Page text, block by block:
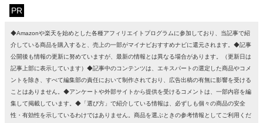
PR
◆Amazonや楽天を始めとした各種アフィリエイトプログラムに参加しており、当記事で紹
介している商品を購入すると、売上の一部がマイナビおすすめナビに還元されます。◆記事
公開後も情報の更新に努めていますが、最新の情報とは異なる場合があります。（更新日は
記事上部に表示しています）◆記事中のコンテンツは、エキスパートの選定した商品やコメ
ントを除き、すべて編集部の責任において制作されており、広告出稿の有無に影響を受ける
ことはありません。◆アンケートや外部サイトから提供を受けるコメントは、一部内容を編
集して掲載しています。◆「選び方」で紹介している情報は、必ずしも個々の商品の安全
性・有効性を示しているわけではありません。商品を選ぶときの参考情報としてご利用くだ